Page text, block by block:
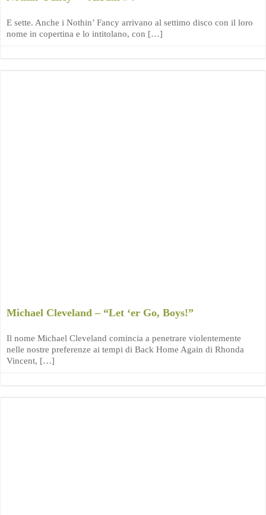
E sette. Anche i Nothin’ Fancy arrivano al settimo disco con il loro
nome in copertina e lo intitolano, con […]
Michael Cleveland – “Let ‘er Go, Boys!”
Il nome Michael Cleveland comincia a penetrare violentemente
nelle nostre preferenze ai tempi di Back Home Again di Rhonda
Vincent, […]